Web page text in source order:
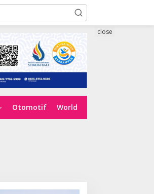
Otomotif World
close